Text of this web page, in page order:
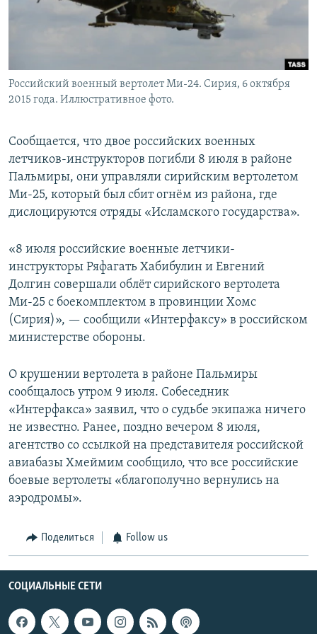
Հայերեն
Русский
Российский военный вертолет Mи-24. Сирия, 6 октября
2015 года. Иллюстративное фото.
Сообщается, что двое российских военных
летчиков-инструкторов погибли 8 июля в районе
Пальмиры, они управляли сирийским вертолетом
Ми-25, который был сбит огнём из района, где
дислоцируются отряды «Исламского государства».
«8 июля российские военные летчики-
инструкторы Ряфагать Хабибулин и Евгений
Долгин совершали облёт сирийского вертолета
Ми-25 с боекомплектом в провинции Хомс
(Сирия)», — сообщили «Интерфаксу» в российском
министерстве обороны.
О крушении вертолета в районе Пальмиры
сообщалось утром 9 июля. Собеседник
«Интерфакса» заявил, что о судьбе экипажа ничего
не известно. Ранее, поздно вечером 8 июля,
агентство со ссылкой на представителя российской
авиабазы Хмеймим сообщило, что все российские
боевые вертолеты «благополучно вернулись на
аэродромы».
Поделиться Follow us
СОЦИАЛЬНЫЕ СЕТИ